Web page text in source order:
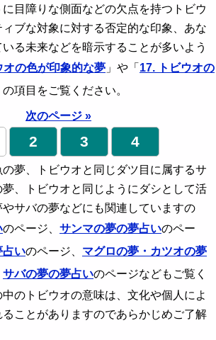
目障りな側面などの欠点を持つトビウ
ブな対象に対する否定的な印象、あな
る未来などを暗示することが多いよう
オの色が印象的な夢 」や「 17. トビウオの
の項目をご覧ください。
次のページ »
2 3 4
の夢、トビウオと同じダツ目に属するサ
、トビウオと同じようにダシとして活
サバの夢などにも関連していますの
のページ、 サンマの夢の夢占いのペー
占いのページ、 マグロの夢・カツオの夢
サバの夢の夢占いのページなどもご覧く
のトビウオの意味は、文化や個人によ
ることがありますのであらかじめご了解